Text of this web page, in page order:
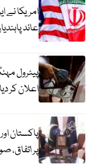
عائد
پیٹرول
اعلان کر دیا
پاکستان
پر اتفاق،